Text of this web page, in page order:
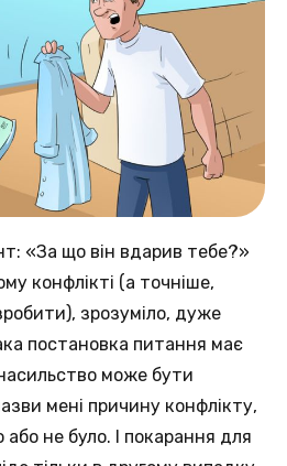
«За що він вдарив тебе?»
конфлікті (а точніше,
зрозуміло, дуже
постановка питання має
може бути
мені причину конфлікту,
не було. І покарання для